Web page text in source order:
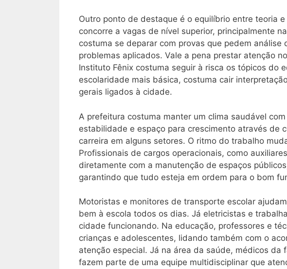
Outro ponto de destaque é o equilíbrio entre teoria
concorre a vagas de nível superior, principalmente
costuma se deparar com provas que pedem análise
problemas aplicados. Vale a pena prestar atenção
Instituto Fênix costuma seguir à risca os tópicos do
escolaridade mais básica, costuma cair
gerais ligados à cidade.
A prefeitura costuma manter um clima saudável
estabilidade e espaço para crescimento através de
carreira em alguns setores. O ritmo do trabalho
Profissionais de cargos operacionais, como
diretamente com a manutenção de espaços
garantindo que tudo esteja em ordem para o bom
Motoristas e monitores de transporte escolar
bem à escola todos os dias. Já eletricistas e
cidade funcionando. Na educação, professores e
crianças e adolescentes, lidando também com o
atenção especial. Já na área da saúde, médicos da
fazem parte de uma equipe multidisciplinar que